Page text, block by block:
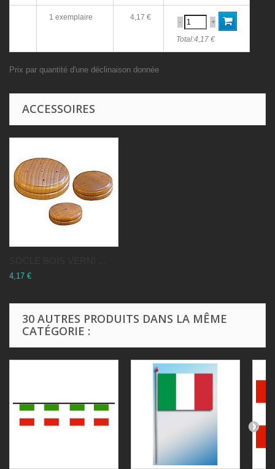
1 exemplaire 4,17 €
-
+
Total:4,17 €
Prix par quantité d'une déclinaison donnée
ACCESSOIRES
4,17 €
30 AUTRES PRODUITS DANS LA MÊME
CATÉGORIE :